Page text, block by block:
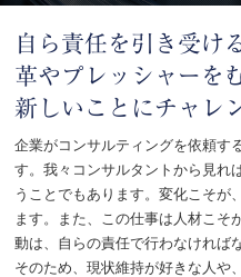
自ら責任を引き受け
革やプレッシャーを
新しいことにチャレ
企業がコンサルティングを依頼す
す。我々コンサルタントから見れ
うことでもあります。変化こそが
ます。また、この仕事は人材こそ
動は、自らの責任で行わなければ
そのため、現状維持が好きな人や